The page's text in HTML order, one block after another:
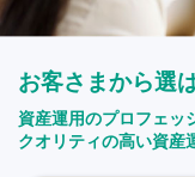
お客さまから選
資産運用のプロフェッ
クオリティの高い資産